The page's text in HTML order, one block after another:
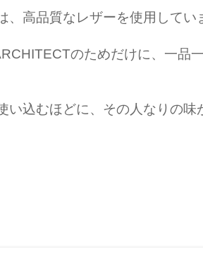
、高品質なレザーを使用してい
のためだけに、一品
い込むほどに、その人なりの